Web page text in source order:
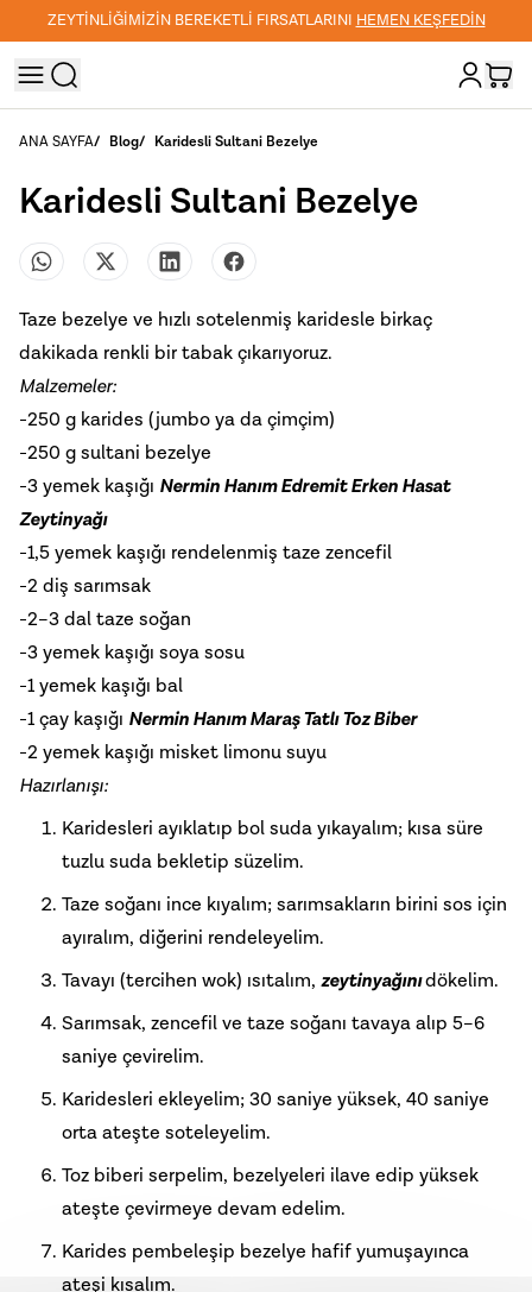
ZEYTİNLİĞİMİZİN BEREKETLİ FIRSATLARINI HEMEN KEŞFEDİN
ANA SAYFA/ Blog/ Karidesli Sultani Bezelye
Karidesli Sultani Bezelye
Taze bezelye ve hızlı sotelenmiş karidesle birkaç
dakikada renkli bir tabak çıkarıyoruz.
Malzemeler:
-250 g karides (jumbo ya da çimçim)
-250 g sultani bezelye
-3 yemek kaşığı Nermin Hanım Edremit Erken Hasat
Zeytinyağı
-1,5 yemek kaşığı rendelenmiş taze zencefil
-2 diş sarımsak
-2–3 dal taze soğan
-3 yemek kaşığı soya sosu
-1 yemek kaşığı bal
-1 çay kaşığı Nermin Hanım Maraş Tatlı Toz Biber
-2 yemek kaşığı misket limonu suyu
Hazırlanışı:
Karidesleri ayıklatıp bol suda yıkayalım; kısa süre
tuzlu suda bekletip süzelim.
Taze soğanı ince kıyalım; sarımsakların birini sos için
ayıralım, diğerini rendeleyelim.
Tavayı (tercihen wok) ısıtalım, zeytinyağınıdökelim.
Sarımsak, zencefil ve taze soğanı tavaya alıp 5–6
saniye çevirelim.
Karidesleri ekleyelim; 30 saniye yüksek, 40 saniye
orta ateşte soteleyelim.
Toz biberi serpelim, bezelyeleri ilave edip yüksek
ateşte çevirmeye devam edelim.
Karides pembeleşip bezelye hafif yumuşayınca
ateşi kısalım.